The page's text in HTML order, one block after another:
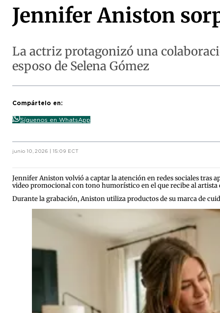
Jennifer Aniston
La actriz protagonizó una
esposo de Selena Gómez
Compártelo en:
Síguenos en WhatsApp
junio 10, 2026 | 15:09 ECT
Jennifer Aniston volvió a captar la atención en redes sociales tras
video promocional con tono humorístico en el que recibe al artista
Durante la grabación, Aniston utiliza productos de su marca de